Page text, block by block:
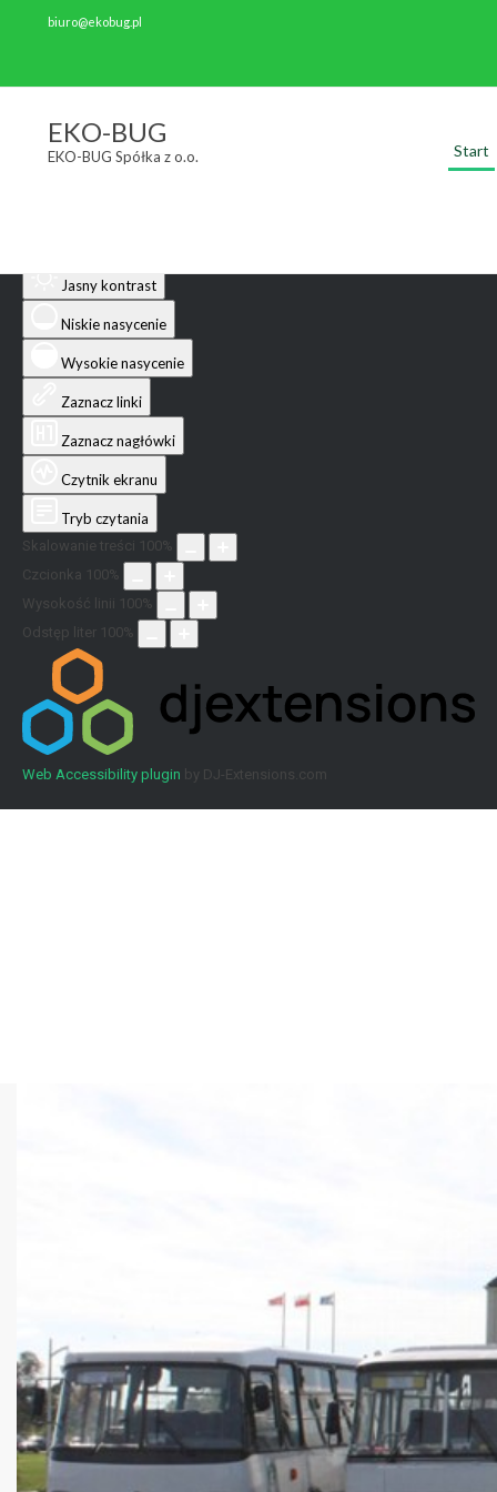
Odwróć kolory
Jasny kontrast
Niskie nasycenie
Wysokie nasycenie
Zaznacz linki
Zaznacz nagłówki
Czytnik ekranu
Tryb czytania
Skalowanie treści 100%
Czcionka 100%
Wysokość linii 100%
Odstęp liter 100%
Web Accessibility plugin by DJ-Extensions.com
biuro@ekobug.pl
EKO-BUG
EKO-BUG Spółka z o.o. Start